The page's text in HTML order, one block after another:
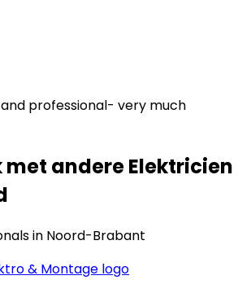
professional- very much
andere Elektricien
in Noord-Brabant